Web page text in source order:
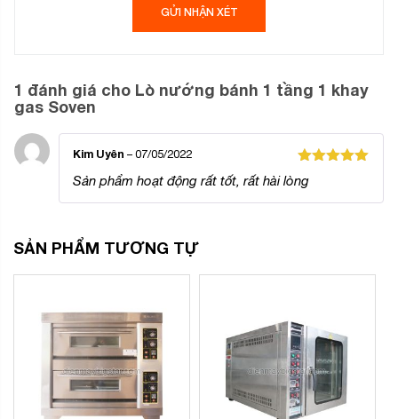
1 đánh giá cho Lò nướng bánh 1 tầng 1 khay
gas Soven
hạng
sao
Kim Uyên – 07/05/2022
Sản phẩm hoạt động rất tốt, rất hài lòng
SẢN PHẨM TƯƠNG TỰ